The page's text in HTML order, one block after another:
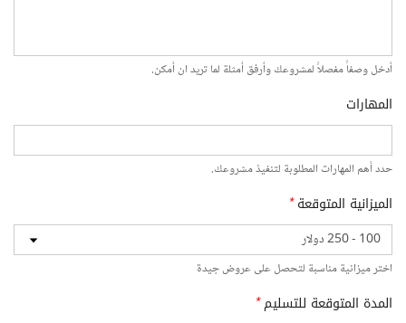
أدخل وصفاً مفصلاً لمشروعك وأرفق أمثلة لما تريد ان أمكن.
المهارات
حدد أهم المهارات المطلوبة لتنفيذ مشروعك.
الميزانية المتوقعة*
اختر ميزانية مناسبة لتحصل على عروض جيدة
المدة المتوقعة للتسليم*